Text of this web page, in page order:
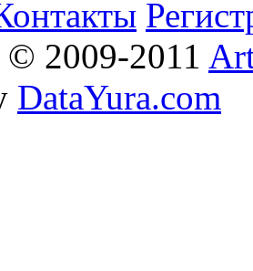
2009-2011
DataYura.com